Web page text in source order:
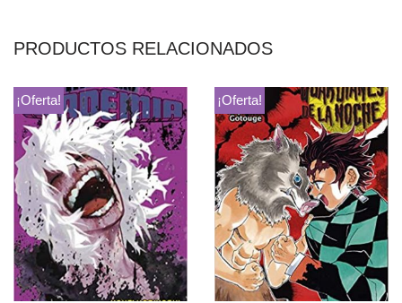
PRODUCTOS RELACIONADOS
¡Oferta! ¡Oferta!